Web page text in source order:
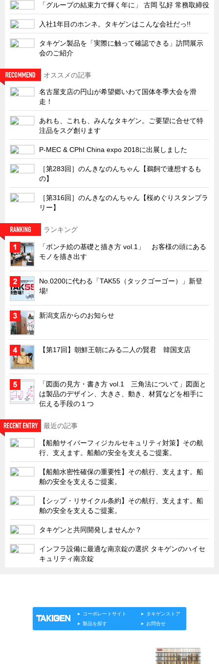
サーバーラック・エンクロジャー
特装車・バス・トラック関連
フリーザー・フードマシナリー関連
自動販売機・自動改札機関連
鉄道車両・駅舎関連
CATEGORY 連載
営業、丸ごとフカボリ
新製品開発最前線
Before After
隠れた名品
旬の野菜とタキゲン製品
PICK UP NEWS
ポンチ絵の基礎と描き方
キャビネット工業会規格「CA300」集中講義
ズバッとお悩み解決 テクニカル Q and A
瀧源点回帰
光る技術！未来へのモノづくり
ちょっとユニークなお客様
ビジサスニュース
ECOLOGY NEWS SCRAMBLE
わが街わが支店
支店所在地（歴史探訪）
ニッポン再発見
あれこれWATCH
４コマ漫画 のんきなのんちゃん
CATEGORY タキゲンinfo.
展示会情報／出展告知
展示会情報／報告レポート
工場見学
海外出張
社外セミナー
タキゲンの歴史
展示トラック
「グループの結束力で輝く年に」 古岡 弘好 常務取締役
入社1年目のホンネ。タキゲンはこんな会社だっ!!
タキゲン製品を「実際に触って確認できる」訪問展示
会のご紹介
オススメの記事
名古屋支店の円山が希望郷いわて国体冬季大会を滑
走！
あれも、これも、みんなタキゲン。ご要望に合せて特
注品をスグ創ります
P-MEC & CPhI China expo 2018に出展しました
［第283回］のんきなのんちゃん【鵜飼で連想するも
の】
［第316回］のんきなのんちゃん【桜めぐりスタンプラ
リー】
ランキング
「ポンチ絵の基礎と描き方 vol.1」 お客様の頭にある
モノを描き出す
No.0200に代わる「TAK55（タックゴーゴー）」新登
場!
新潟支店からのお知らせ
【第17回】朝鮮王朝にみる二人の賢君 韓国支店
「図面の見方・書き方 vol.1 三角法について」図面と
は製品のデザイン、大きさ、動き、材質などを相手に
伝える手段の１つ
最近の記事
【船舶サイバーフィジカルセキュリティ対策】その航
行、支えます。船舶の安全を支えるご提案。
【船舶水密性確保の重要性】その航行、支えます。船
舶の安全を支えるご提案。
【シップ・リサイクル条約】その航行、支えます。船
舶の安全を支えるご提案。
タキゲンと共同開発しませんか？
インフラ設備に最適な南京錠の選択 タキゲンのハイセ
キュリティ南京錠
コーポレートサイト
タキゲンストア
製品を探す
お問合せ